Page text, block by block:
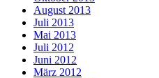
August 2013
Juli 2013
Mai 2013
Juli 2012
Juni 2012
März 2012